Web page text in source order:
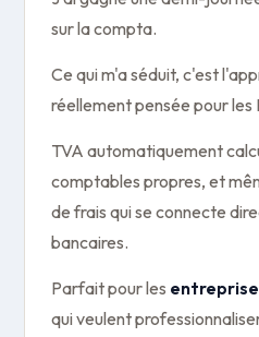
sur la compta.
Ce qui m'a séduit, c'est
réellement pensée pour les
TVA automatiquement
comptables propres, et
de frais qui se connecte
bancaires.
Parfait pour les
qui veulent